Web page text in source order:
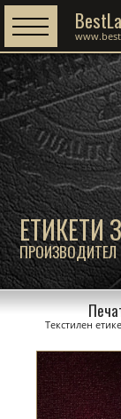
ЕТИКЕТИ
ПРОИЗВОДИТЕЛ
Текстилен